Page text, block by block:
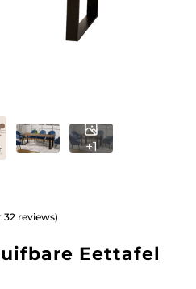
+1
32 reviews)
Eettafel